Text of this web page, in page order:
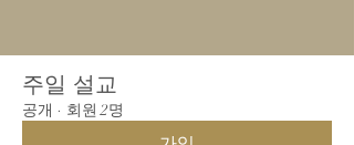
주일 설교
공개 · 회원 2명